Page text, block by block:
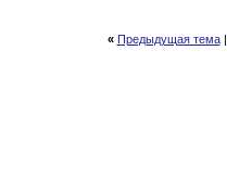
« Предыдущая тема|